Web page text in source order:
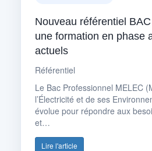
Nouveau référentiel
une formation en phase
actuels
Référentiel
Le Bac Professionnel MELEC
l’Électricité et de ses
évolue pour répondre aux
et…
Lire l'article